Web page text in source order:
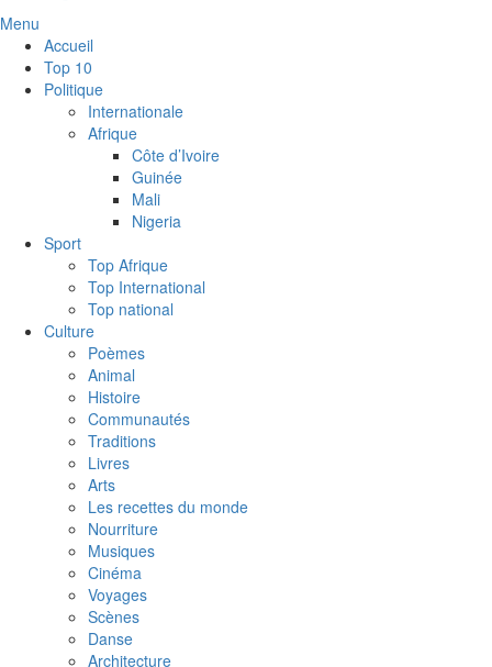
Menu
Accueil
Top 10
Politique
Internationale
Afrique
Côte d’Ivoire
Guinée
Mali
Nigeria
Sport
Top Afrique
Top International
Top national
Culture
Poèmes
Animal
Histoire
Communautés
Traditions
Livres
Arts
Les recettes du monde
Nourriture
Musiques
Cinéma
Voyages
Scènes
Danse
Architecture